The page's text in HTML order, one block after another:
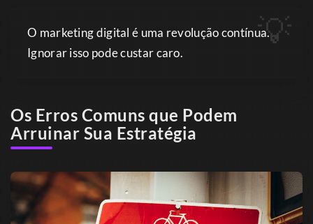
O marketing digital é uma revolução contínua.
Ignorar isso pode custar caro.
Os Erros Comuns que Podem
Arruinar Sua Estratégia